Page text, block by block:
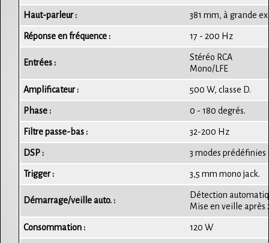
Haut-parleur : 381 mm, à grande
Réponse en fréquence : 17 - 200 Hz
Entrées :
Stéréo RCA
Mono/LFE
Amplificateur : 500 W, classe D.
Phase : 0 - 180 degrés.
Filtre passe-bas : 32-200 Hz
DSP : 3 modes
Trigger : 3,5 mm mono jack.
Démarrage/veille auto. :
Détection
Mise en veille
Consommation : 120 W